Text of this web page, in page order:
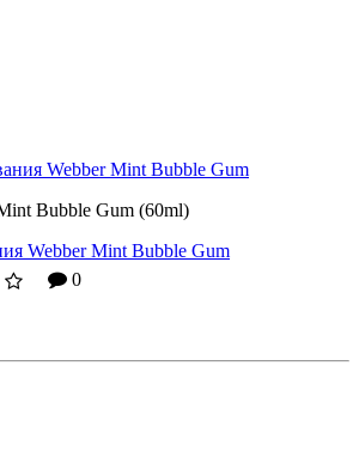
Bubble Gum (60ml)
Webber Mint Bubble Gum
0